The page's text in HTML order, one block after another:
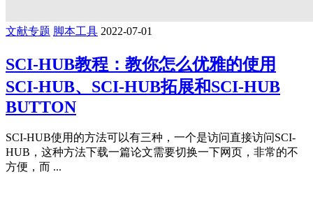
文献专题 脚本工具 2022-07-01
SCI-HUB教程：教你怎么优雅的使用
SCI-HUB、SCI-HUB拓展和SCI-HUB
BUTTON
SCI-HUB使用的方法可以有三种，一个是访问直接访问SCI-
HUB，这种方法下载一篇论文需要切换一下网页，非常的不
方便，而 ...